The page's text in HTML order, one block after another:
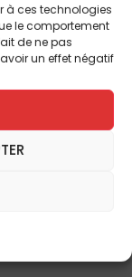
à ces technologies
le comportement
de ne pas
un effet négatif
; c’est
qui sont
mériter
même
ne
fort.
à la
ces